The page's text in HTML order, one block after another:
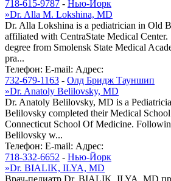
718-615-9787 - Нью-Йорк
»Dr. Alla M. Lokshina, MD
Dr. Alla Lokshina is a pediatrician in Old
affiliated with CentraState Medical Center.
degree from Smolensk State Medical
pra...
Телефон: E-mail: Адрес:
732-679-1163 - Олд Бридж Тауншип
»Dr. Anatoly Belilovsky, MD
Dr. Anatoly Belilovsky, MD is a
Belilovsky completed their Medical
Connecticut School Of Medicine.
Belilovsky w...
Телефон: E-mail: Адрес:
718-332-6652 - Нью-Йорк
»Dr. BIALIK, ILYA, MD
Врач-педиатр Dr. BIALIK, ILYA, MD